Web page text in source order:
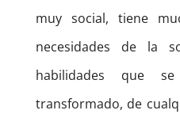
muy social, tiene
necesidades de la
habilidades que
transformado, de